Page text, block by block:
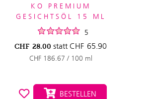
KO PREMIUM
GESICHTSÖL 15 ML
5
CHF 28.00 statt CHF 65.90
CHF 186.67 / 100 ml
BESTELLEN